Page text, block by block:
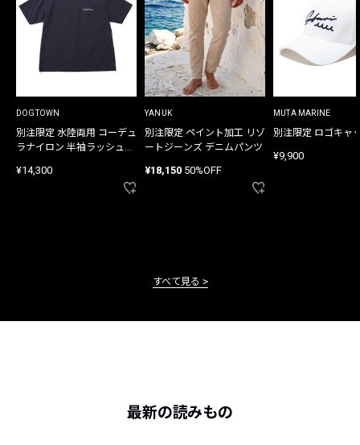
DOGTOWN
別注限定 水陸両用 コーデュ
ラナイロン 半袖ラッシュガ
¥14,300
YANUK
別注限定 ペイント加工 リゾ
ートジーンズ デニムパンツ
¥18,150 50%OFF
MUTA MARINE
別注限定 ロゴキャ
¥9,900
すべて見る
最新の読みもの